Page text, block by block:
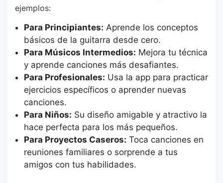
ejemplos:
Para Principiantes: Aprende los conceptos
básicos de la guitarra desde cero.
Para Músicos Intermedios: Mejora tu técnica
y aprende canciones más desafiantes.
Para Profesionales: Usa la app para practicar
ejercicios específicos o aprender nuevas
canciones.
Para Niños: Su diseño amigable y atractivo la
hace perfecta para los más pequeños.
Para Proyectos Caseros: Toca canciones en
reuniones familiares o sorprende a tus
amigos con tus habilidades.